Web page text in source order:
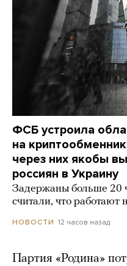
ФСБ устроила
на
через них якобы
россиян в Украину
Задержаны больше 20
считали, что
НОВОСТИ 12 часов назад
Партия «Родина»